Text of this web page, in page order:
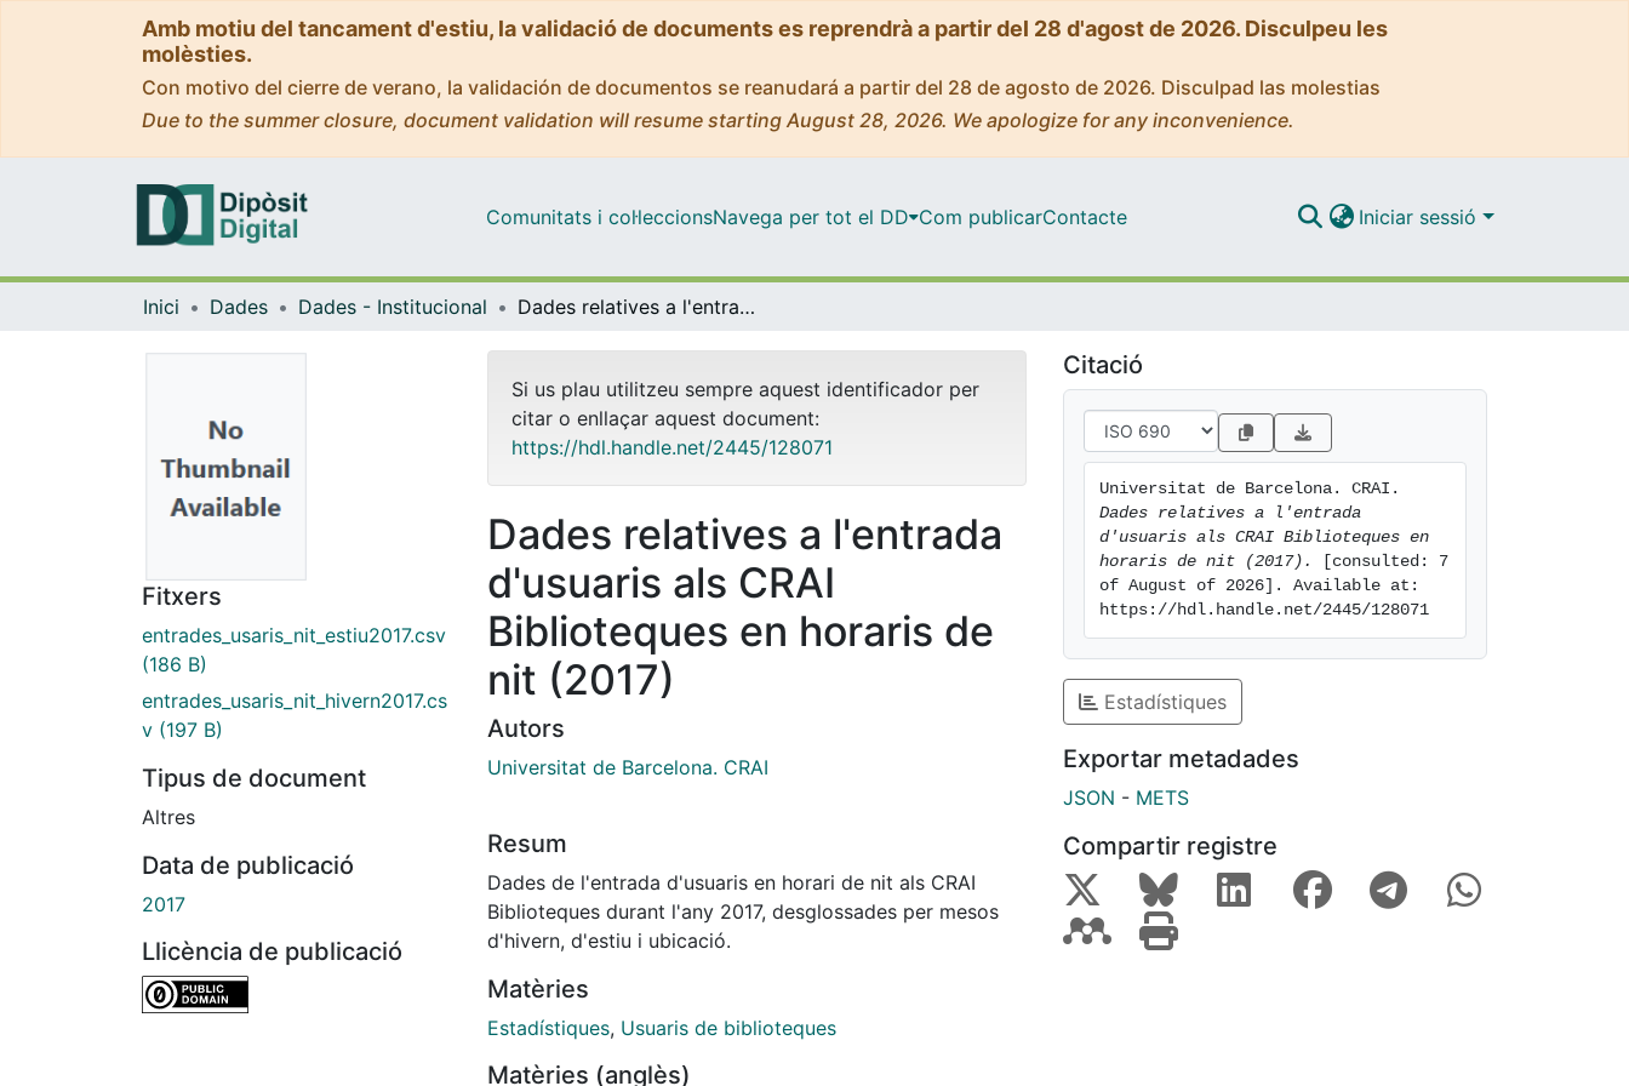
Amb motiu del tancament d'estiu, la validació de documents es reprendrà a partir del 28 d'agost de 2026. Disculpeu les
molèsties.
Con motivo del cierre de verano, la validación de documentos se reanudará a partir del 28 de agosto de 2026. Disculpad las molestias
Due to the summer closure, document validation will resume starting August 28, 2026. We apologize for any inconvenience.
Comunitats i col·leccionsNavega per tot el DD Com publicarContacte Iniciar sessió
Inici Dades Dades - Institucional Dades relatives a l'entrada d'usuaris als CRAI Biblioteques en horaris de nit (2017)
Fitxers
entrades_usaris_nit_estiu2017.csv
(186 B)
entrades_usaris_nit_hivern2017.cs
v (197 B)
Tipus de document
Altres
Data de publicació
2017
Llicència de publicació
Si us plau utilitzeu sempre aquest identificador per
citar o enllaçar aquest document:
https://hdl.handle.net/2445/128071
Dades relatives a l'entrada
d'usuaris als CRAI
Biblioteques en horaris de
nit (2017)
Autors
Universitat de Barcelona. CRAI
Resum
Dades de l'entrada d'usuaris en horari de nit als CRAI
Biblioteques durant l'any 2017, desglossades per mesos
d'hivern, d'estiu i ubicació.
Matèries
Estadístiques, Usuaris de biblioteques
Matèries (anglès)
Citació
Dades relatives a l'entrada
d'usuaris als CRAI Biblioteques en
horaris de nit (2017).
[consulted: 7
of August of 2026]. Available at:
https://hdl.handle.net/2445/128071
Estadístiques
Exportar metadades
JSON - METS
Compartir registre